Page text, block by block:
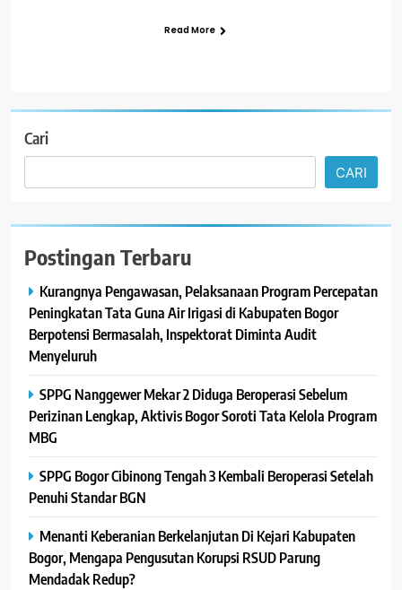
Read More
Cari
CARI
Postingan Terbaru
Kurangnya Pengawasan, Pelaksanaan Program Percepatan
Peningkatan Tata Guna Air Irigasi di Kabupaten Bogor
Berpotensi Bermasalah, Inspektorat Diminta Audit
Menyeluruh
SPPG Nanggewer Mekar 2 Diduga Beroperasi Sebelum
Perizinan Lengkap, Aktivis Bogor Soroti Tata Kelola Program
MBG
SPPG Bogor Cibinong Tengah 3 Kembali Beroperasi Setelah
Penuhi Standar BGN
Menanti Keberanian Berkelanjutan Di Kejari Kabupaten
Bogor, Mengapa Pengusutan Korupsi RSUD Parung
Mendadak Redup?